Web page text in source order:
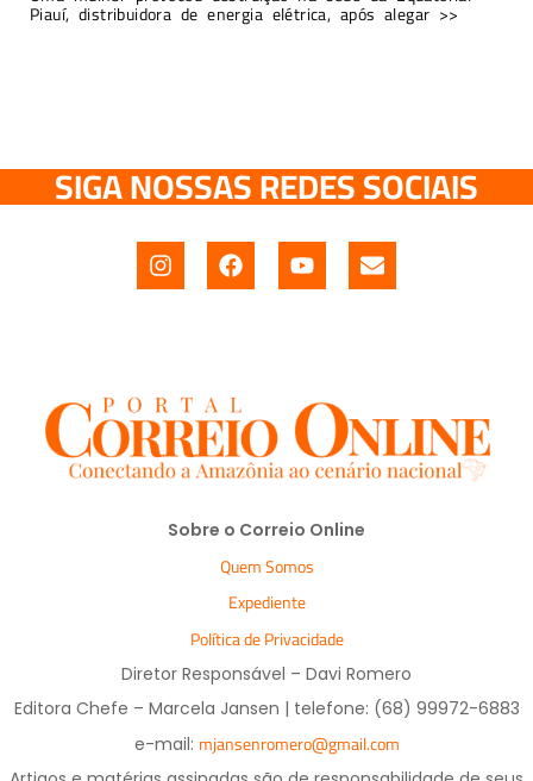
Piauí, distribuidora de energia elétrica, após alegar >>
SIGA NOSSAS REDES SOCIAIS
Sobre o Correio Online
Quem Somos
Expediente
Política de Privacidade
Diretor Responsável – Davi Romero
Editora Chefe – Marcela Jansen | telefone: (68) 99972-6883
e-mail: mjansenromero@gmail.com